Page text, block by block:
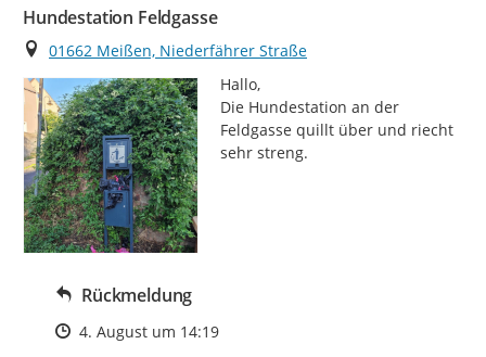
Hundestation Feldgasse
Ort
01662 Meißen, Niederfährer Straße
Hallo,
Die Hundestation an der
Feldgasse quillt über und riecht
sehr streng.
Rückmeldung
Zeitpunkt des Erstellens
4. August um 14:19